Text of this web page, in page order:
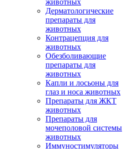
животных
Дерматологические
препараты для
животных
Контрацепция для
животных
Обезболивающие
препараты для
животных
Капли и лосьоны для
глаз и носа животных
Препараты для ЖКТ
животных
Препараты для
мочеполовой системы
животных
Иммуностимуляторы